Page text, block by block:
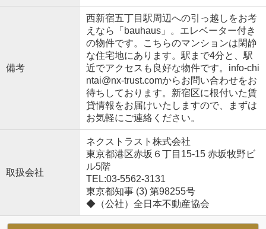
備考
西新宿五丁目駅周辺への引っ越しをお考
えなら「bauhaus」。エレベーター付き
の物件です。こちらのマンションは閑静
な住宅地にあります。駅まで4分と、駅
近でアクセスも良好な物件です。info-chi
ntai@nx-trust.comからお問い合わせをお
待ちしております。新宿区に根付いた賃
貸情報をお届けいたしますので、まずは
お気軽にご連絡ください。
取扱会社
ネクストラスト株式会社
東京都港区赤坂６丁目15-15 赤坂牧野ビ
ル5階
TEL:03-5562-3131
東京都知事 (3) 第98255号
◆（公社）全日本不動産協会